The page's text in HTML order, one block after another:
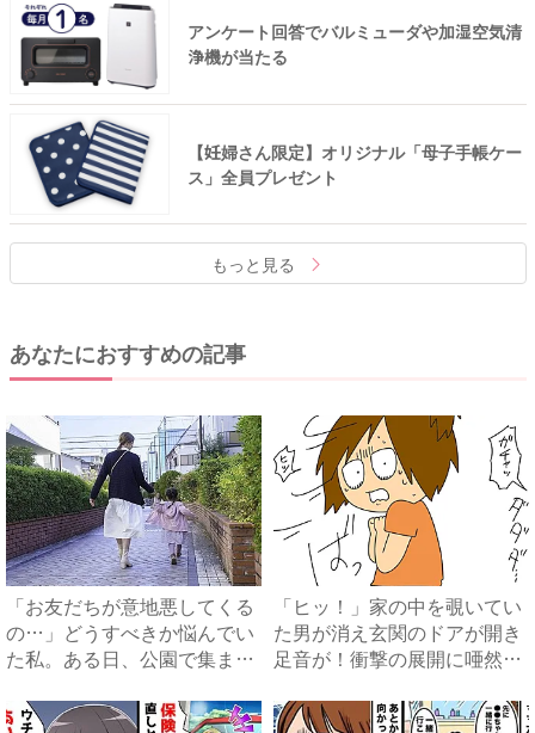
アンケート回答でバルミューダや加湿空気清
浄機が当たる
【妊婦さん限定】オリジナル「母子手帳ケー
ス」全員プレゼント
もっと見る
あなたにおすすめの記事
「お友だちが意地悪してくる
の…」どうすべきか悩んでい
た私。ある日、公園で集まる
「ヒッ！」家の中を覗いてい
た男が消え玄関のドアが開き
足音が！衝撃の展開に唖然？